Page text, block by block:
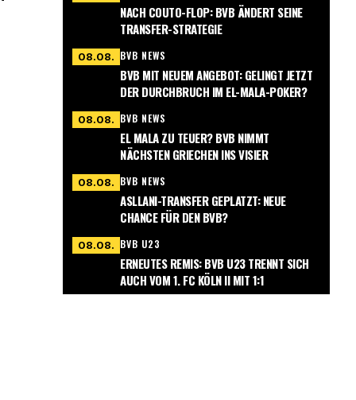
NACH COUTO-FLOP: BVB ÄNDERT SEINE
TRANSFER-STRATEGIE
08.08. BVB NEWS
BVB MIT NEUEM ANGEBOT: GELINGT JETZT
DER DURCHBRUCH IM EL-MALA-POKER?
08.08. BVB NEWS
EL MALA ZU TEUER? BVB NIMMT
NÄCHSTEN GRIECHEN INS VISIER
08.08. BVB NEWS
ASLLANI-TRANSFER GEPLATZT: NEUE
CHANCE FÜR DEN BVB?
08.08. BVB U23
ERNEUTES REMIS: BVB U23 TRENNT SICH
AUCH VOM 1. FC KÖLN II MIT 1:1